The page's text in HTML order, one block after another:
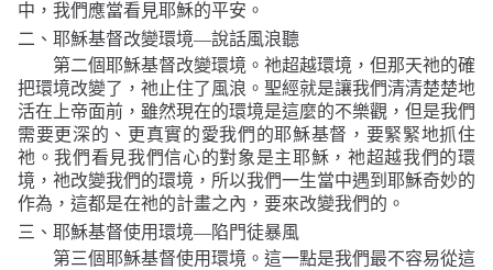
中，我們應當看見耶穌的平安。
二、耶穌基督改變環境—說話風浪聽
第二個耶穌基督改變環境。祂超越環境，但那天祂的確
把環境改變了，祂止住了風浪。聖經就是讓我們清清楚楚地
活在上帝面前，雖然現在的環境是這麼的不樂觀，但是我們
需要更深的、更真實的愛我們的耶穌基督，要緊緊地抓住
祂。我們看見我們信心的對象是主耶穌，祂超越我們的環
境，祂改變我們的環境，所以我們一生當中遇到耶穌奇妙的
作為，這都是在祂的計畫之內，要來改變我們的。
三、耶穌基督使用環境—陷門徒暴風
第三個耶穌基督使用環境。這一點是我們最不容易從這